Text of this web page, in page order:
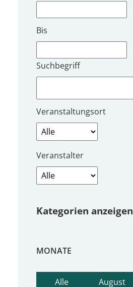
Bis
Suchbegriff
Veranstaltungsort
Veranstalter
Kategorien anzeigen
MONATE
Alle August